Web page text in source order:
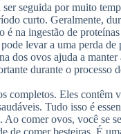
ser seguida por muito
curto. Geralmente,
é na ingestão de
levar a uma perda de
dos ovos ajuda a manter
durante o processo
completos. Eles contêm
Tudo isso é
comer ovos, você se
de comer besteiras. É